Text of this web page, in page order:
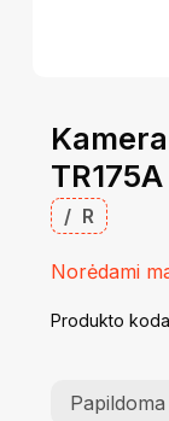
TR175A
/ R
Norėdami
Produkto